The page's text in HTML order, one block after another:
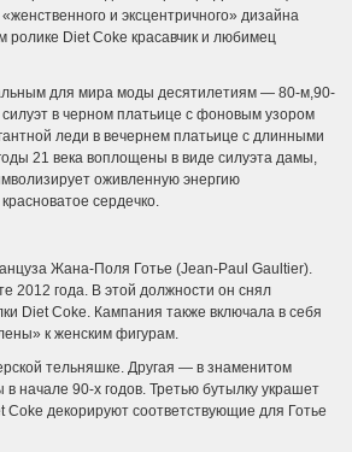
и эксцентричного» дизайна
ролике Diet Coke красавчик и любимец
для мира моды десятилетиям — 80-м,90-
в черном платьице с фоновым узором
леди в вечернем платьице с длинными
21 века воплощены в виде силуэта дамы,
оживленную энергию
сердечко.
Жана-Поля Готье (Jean-Paul Gaultier).
2012 года. В этой должности он снял
Diet Coke. Кампания также включала в себя
к женским фигурам.
тельняшке. Другая — в знаменитом
начале 90-х годов. Третью бутылку украшет
декорируют соответствующие для Готье